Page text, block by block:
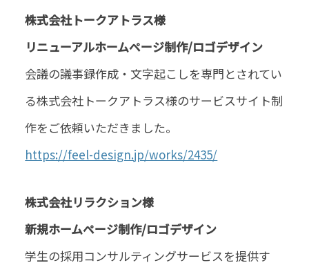
株式会社トークアトラス様
リニューアルホームページ制作/ロゴデザイン
会議の議事録作成・文字起こしを専門とされてい
る株式会社トークアトラス様のサービスサイト制
作をご依頼いただきました。
https://feel-design.jp/works/2435/
株式会社リラクション様
新規ホームページ制作/ロゴデザイン
学生の採用コンサルティングサービスを提供す